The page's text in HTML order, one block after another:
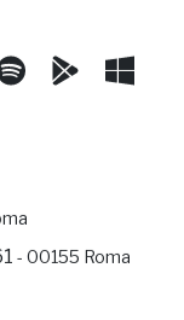
- 00155 Roma